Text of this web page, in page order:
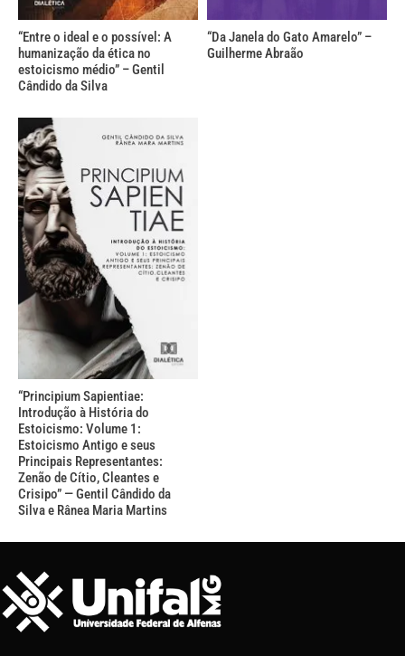
“Entre o ideal e o possível: A
humanização da ética no
estoicismo médio” – Gentil
Cândido da Silva
“Da Janela do Gato Amarelo” –
Guilherme Abraão
“Principium Sapientiae:
Introdução à História do
Estoicismo: Volume 1:
Estoicismo Antigo e seus
Principais Representantes:
Zenão de Cítio, Cleantes e
Crisipo” — Gentil Cândido da
Silva e Rânea Maria Martins